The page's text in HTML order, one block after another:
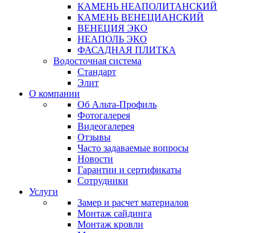
КАМЕНЬ НЕАПОЛИТАНСКИЙ
КАМЕНЬ ВЕНЕЦИАНСКИЙ
ВЕНЕЦИЯ ЭКО
НЕАПОЛЬ ЭКО
ФАСАДНАЯ ПЛИТКА
Водосточная система
Стандарт
Элит
О компании
Об Альта-Профиль
Фотогалерея
Видеогалерея
Отзывы
Часто задаваемые вопросы
Новости
Гарантии и сертификаты
Сотрудники
Услуги
Замер и расчет материалов
Монтаж сайдинга
Монтаж кровли